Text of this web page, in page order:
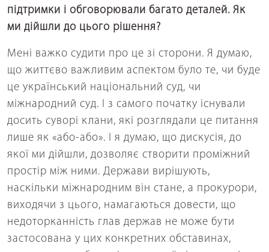
підтримки і обговорювали багато деталей. Як
ми дійшли до цього рішення?
Мені важко судити про це зі сторони. Я думаю,
що життєво важливим аспектом було те, чи буде
це український національний суд, чи
міжнародний суд. І з самого початку існували
досить суворі клани, які розглядали це питання
лише як «або-або». І я думаю, що дискусія, до
якої ми дійшли, дозволяє створити проміжний
простір між ними. Держави вирішують,
наскільки міжнародним він стане, а прокурори,
виходячи з цього, намагаються довести, що
недоторканність глав держав не може бути
застосована у цих конкретних обставинах,